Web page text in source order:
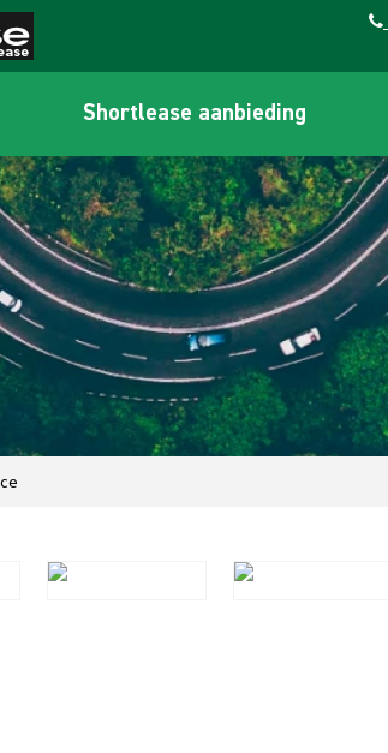
Shortlease aanbieding